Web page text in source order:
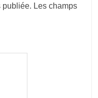
publiée. Les champs